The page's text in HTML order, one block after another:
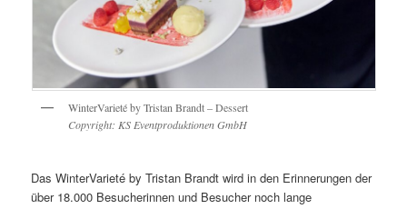
WinterVarieté by Tristan Brandt – Dessert
Copyright: KS Eventproduktionen GmbH
Das WinterVarieté by Tristan Brandt wird in den Erinnerungen der
über 18.000 Besucherinnen und Besucher noch lange